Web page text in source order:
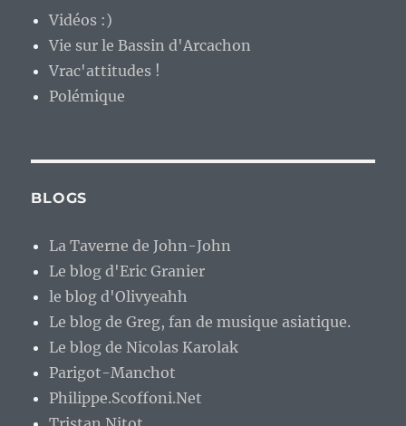
Vidéos :)
Vie sur le Bassin d'Arcachon
Vrac'attitudes !
Polémique
BLOGS
La Taverne de John-John
Le blog d'Eric Granier
le blog d'Olivyeahh
Le blog de Greg, fan de musique asiatique.
Le blog de Nicolas Karolak
Parigot-Manchot
Philippe.Scoffoni.Net